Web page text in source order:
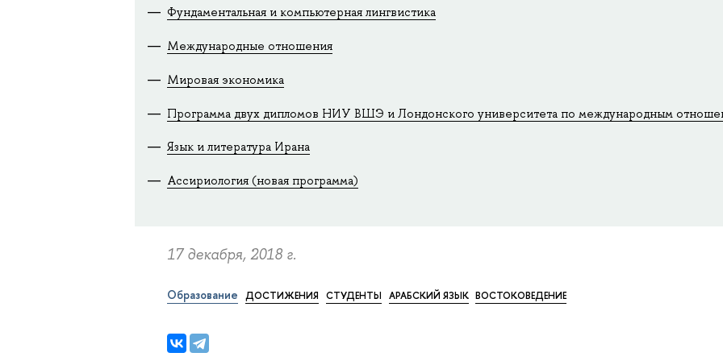
Фундаментальная и компьютерная лингвистика
Международные отношения
Мировая экономика
Программа двух дипломов НИУ ВШЭ и Лондонского университета по международным
Язык и литература Ирана
Ассириология (новая программа)
17 декабря, 2018 г.
Образование ДОСТИЖЕНИЯ СТУДЕНТЫ АРАБСКИЙ ЯЗЫК ВОСТОКОВЕДЕНИЕ